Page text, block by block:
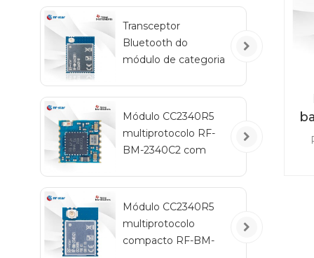
Transceptor
Bluetooth do
módulo de categoria
veículos
Módulo CC2340R5
multiprotocolo RF-
BM-2340C2 com
Módulo CC2340R5
multiprotocolo
compacto RF-BM-